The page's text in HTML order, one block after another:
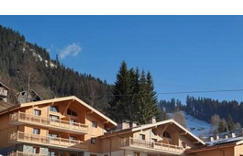
geluk niet op in de spelletjesruimte of op de
ochtend begin je optimaal met verse
receptie kunt bestellen.